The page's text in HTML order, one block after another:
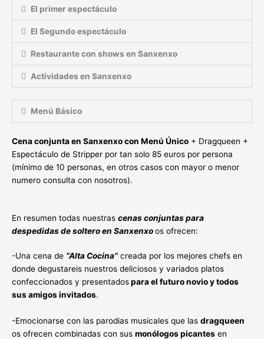
El primer espectáculo
El Segundo espectáculo
Restaurante con shows en Sanxenxo
Actividades en Sanxenxo
Menú Básico
Cena conjunta en Sanxenxo con Menú Único + Dragqueen +
Espectáculo de Stripper por tan solo 85 euros por persona
(mínimo de 10 personas, en otros casos con mayor o menor
numero consulta con nosotros).
En resumen todas nuestras cenas conjuntas para
despedidas de soltero en Sanxenxoos ofrecen:
-Una cena de “Alta Cocina” creada por los mejores chefs en
donde degustareis nuestros deliciosos y variados platos
confeccionados y presentadospara el futuro novio y todos
sus amigos invitados.
-Emocionarse con las parodias musicales que las dragqueen
os ofrecen combinadas con sus monólogos picantes en